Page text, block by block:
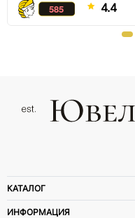
4.4
КАТАЛОГ
ИНФОРМАЦИЯ